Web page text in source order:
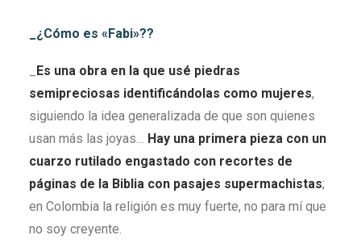
_¿Cómo es «Fabi»??
Es una obra en la que usé piedras
semipreciosas identificándolas como mujeres,
siguiendo la idea generalizada de que son quienes
usan más las joyas… Hay una primera pieza con un
cuarzo rutilado engastado con recortes de
páginas de la Biblia con pasajes supermachistas;
en Colombia la religión es muy fuerte, no para mí que
no soy creyente.